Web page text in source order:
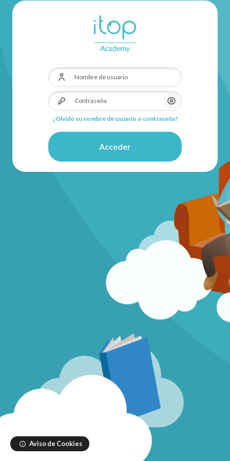
Nombre de usuario
Contraseña
Mostrar/Ocultar
¿Olvidó su nombre de usuario o contraseña?
Acceder
Aviso de Cookies